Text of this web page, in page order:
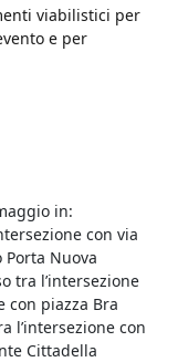
viabilistici per
e per
in:
con via
Nuova
tra l’intersezione
con piazza Bra
l’intersezione con
Cittadella